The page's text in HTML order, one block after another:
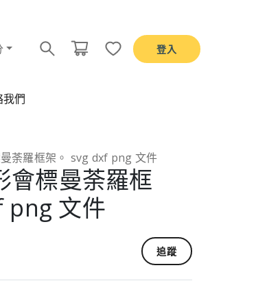
登入
我們
荼羅框架。 svg dxf png 文件
會標曼荼羅框
png 文件
追蹤